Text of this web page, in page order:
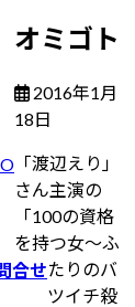
合せ
オミゴト
2016年1月
18日
更
新
日
時
:
「渡辺えり」
さん主演の
「100の資格
を持つ女～ふ
たりのバ
ツイチ殺